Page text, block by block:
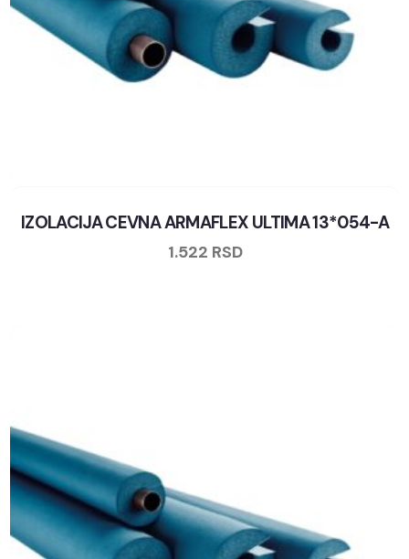
IZOLACIJA CEVNA ARMAFLEX ULTIMA 13*054-A
1.522 RSD